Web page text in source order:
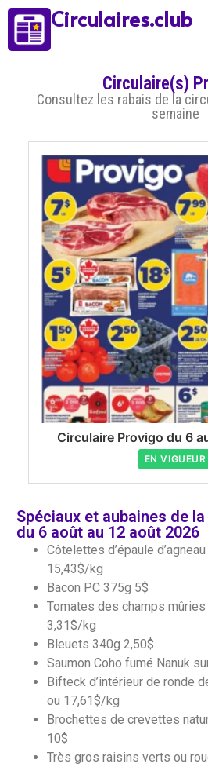
Circulaires.club
Circulaire(s)
Consultez les rabais de la
semaine
Circulaire Provigo du 6
EN VIGUEUR
Spéciaux et aubaines de
du 6 août au 12 août 2026
Côtelettes d’épaule
15,43$/kg
Bacon PC 375g 5$
Tomates des champs
3,31$/kg
Bleuets 340g 2,50$
Saumon Coho fumé Nanuk
Bifteck d’intérieur de ronde
ou 17,61$/kg
Brochettes de crevettes
10$
Très gros raisins verts ou